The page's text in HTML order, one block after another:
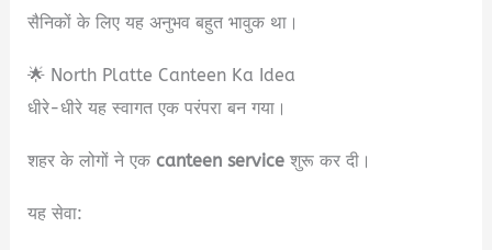
सैनिकों के लिए यह अनुभव बहुत भावुक था।
🌟 North Platte Canteen Ka Idea
धीरे-धीरे यह स्वागत एक परंपरा बन गया।
शहर के लोगों ने एकcanteen service शुरू कर दी।
यह सेवा: